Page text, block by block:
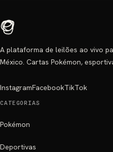
A plataforma de leilões ao vivo
México. Cartas Pokémon,
InstagramFacebookTikTok
CATEGORIAS
Pokémon
Deportivas